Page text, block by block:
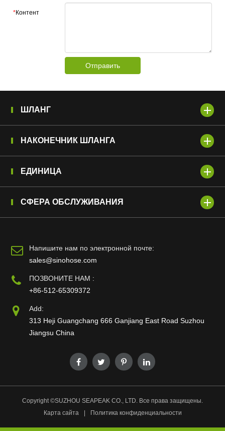
*Контент
Отправить
ШЛАНГ
НАКОНЕЧНИК ШЛАНГА
ЕДИНИЦА
СФЕРА ОБСЛУЖИВАНИЯ
Напишите нам по электронной почте:
sales@sinohose.com
ПОЗВОНИТЕ НАМ :
+86-512-65309372
Add:
313 Heji Guangchang 666 Ganjiang East Road Suzhou
Jiangsu China
Copyright ©SUZHOU SEAPEAK CO., LTD. Все права защищены.
Карта сайта
Политика конфиденциальности